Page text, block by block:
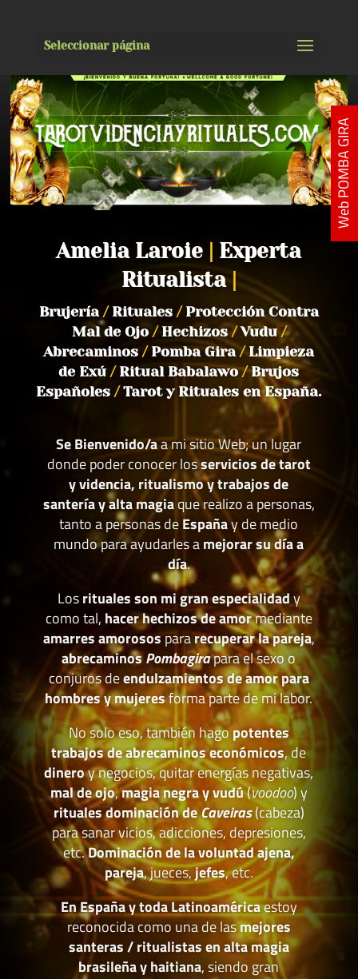
Seleccionar página
Amelia Laroie
Experta
Ritualista
Brujería /Rituales /Protección Contra
Mal de Ojo /Hechizos/Vudu/
Abrecaminos/Pomba Gira/Limpieza
de Exú/Ritual Babalawo/Brujos
Españoles/Tarot y Rituales en España.
Se Bienvenido/aa mi sitio Web; un lugar
donde poder conocer losservicios de tarot
y videncia, ritualismo y trabajos de
santería y alta magiaque realizo a personas,
tanto a personas deEspañay de medio
mundo para ayudarles amejorar su día a
día.
Losrituales son mi gran especialidady
como tal, hacer hechizos de amormediante
amarres amorosospararecuperar la pareja,
abrecaminosPombagirapara el sexo o
conjuros deendulzamientos de amor para
hombres y mujeresforma parte de mi labor.
No solo eso, también hagopotentes
trabajos de abrecaminos económicos, de
dineroy negocios, quitar energías negativas,
mal de ojo,magia negra y vudú(voodoo) y
rituales dominación deCaveiras(cabeza)
para sanar vicios, adicciones, depresiones,
etc.Dominación de la voluntad ajena,
pareja, jueces,jefes, etc.
En España y toda Latinoaméricaestoy
reconocida como una de lasmejores
santeras / ritualistas en alta magia
brasileña y haitiana, siendo gran
Web POMBA GIRA